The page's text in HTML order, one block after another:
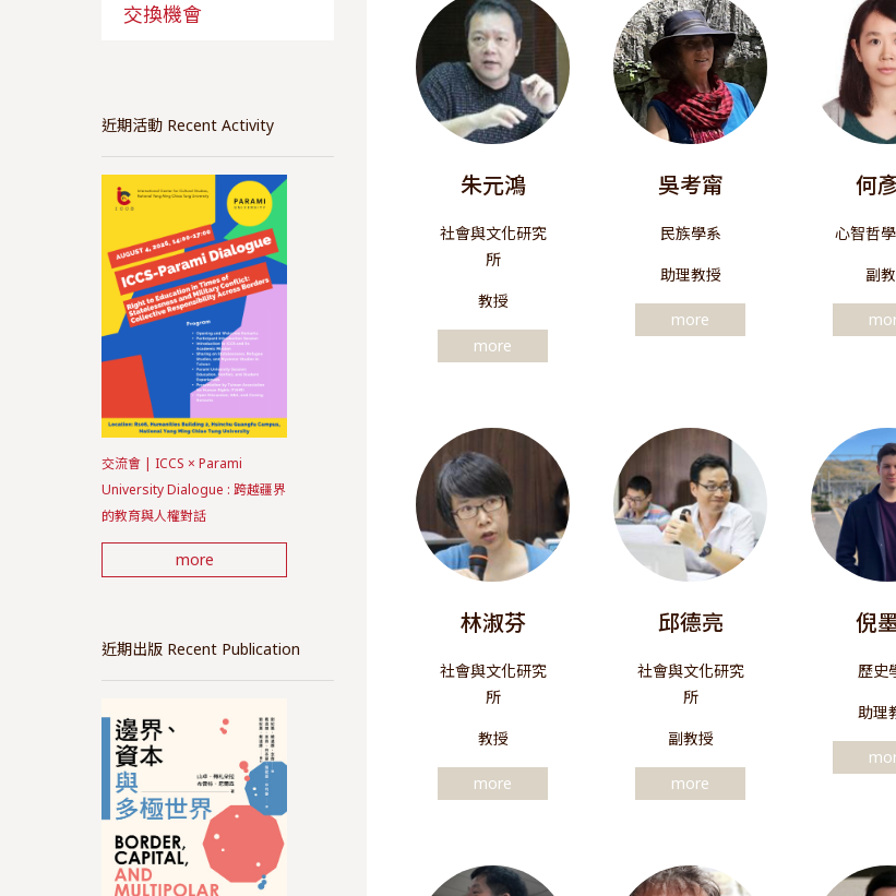
交換機會
近期活動 Recent Activity
交流會 | ICCS × Parami
University Dialogue : 跨越疆界
的教育與人權對話
more
近期出版 Recent Publication
朱元鴻
社會與文化研究
所
教授
more
吳考甯
民族學系
助理教授
more
何
心智哲
副
林淑芬
社會與文化研究
所
教授
more
邱德亮
社會與文化研究
所
副教授
more
倪
歷史
助理